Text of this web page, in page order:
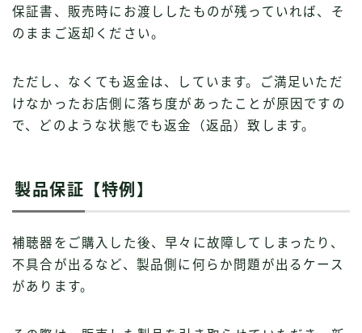
保証書、販売時にお渡ししたものが残っていれば、そ
のままご返却ください。
ただし、なくても返金は、しています。ご満足いただ
けなかったお店側に落ち度があったことが原因ですの
で、どのような状態でも返金（返品）致します。
製品保証【特例】
補聴器をご購入した後、早々に故障してしまったり、
不具合が出るなど、製品側に何らか問題が出るケース
があります。